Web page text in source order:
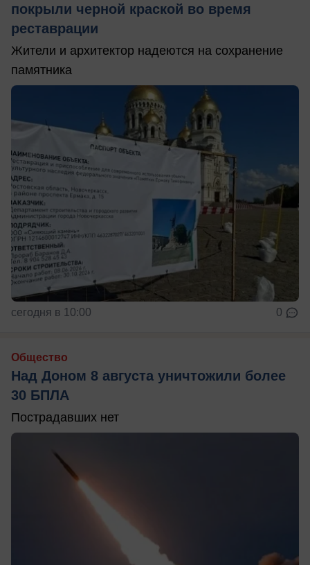
покрыли черной краской во время
реставрации
Жители и архитектор надеются на сохранение
памятника
сегодня в 10:00 0
Общество
Над Доном 8 августа уничтожили более
30 БПЛА
Пострадавших нет